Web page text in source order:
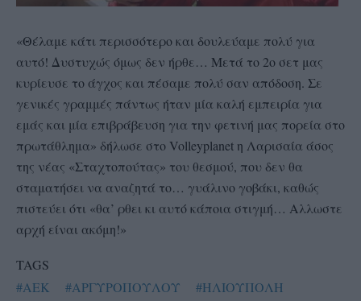
«Θέλαμε κάτι περισσότερο και δουλεύαμε πολύ για
αυτό! Δυστυχώς όμως δεν ήρθε… Μετά το 2ο σετ μας
κυρίευσε το άγχος και πέσαμε πολύ σαν απόδοση. Σε
γενικές γραμμές πάντως ήταν μία καλή εμπειρία για
εμάς και μία επιβράβευση για την φετινή μας πορεία στο
πρωτάθλημα» δήλωσε στο Volleyplanet η Λαρισαία άσος
της νέας «Σταχτοπούτας» του θεσμού, που δεν θα
σταματήσει να αναζητά το… γυάλινο γοβάκι, καθώς
πιστεύει ότι «θα’ ρθει κι αυτό κάποια στιγμή… Αλλωστε
αρχή είναι ακόμη!»
TAGS
#AEK
#ΑΡΓΥΡΟΠΟΥΛΟΥ #ΗΛΙΟΥΠΟΛΗ